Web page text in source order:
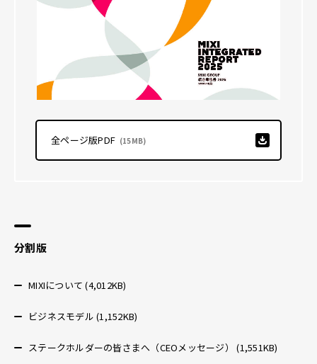
全ページ版PDF (15MB)
分割版
MIXIについて (4,012KB)
ビジネスモデル (1,152KB)
ステークホルダーの皆さまへ（CEOメッセージ） (1,551KB)